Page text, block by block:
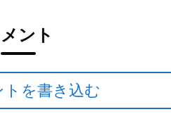
ント
を書き込む